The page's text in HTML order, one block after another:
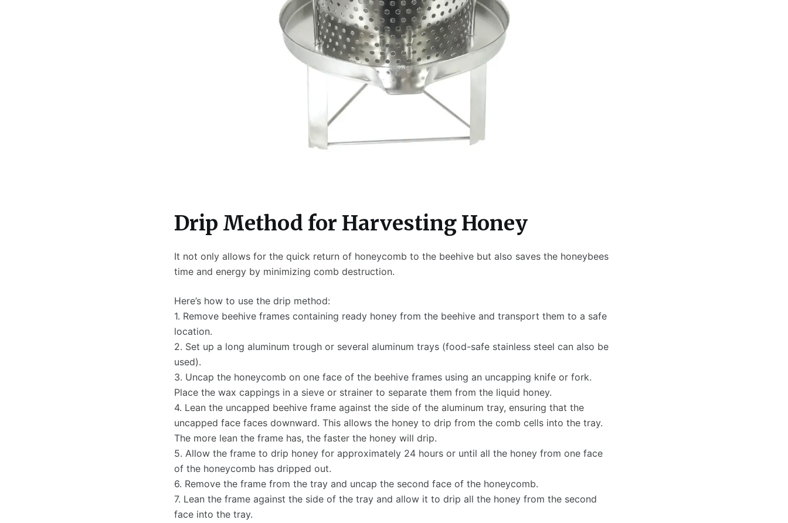
Drip Method for Harvesting Honey
It not only allows for the quick return of honeycomb to the beehive but also saves the honeybees
time and energy by minimizing comb destruction.
Here’s how to use the drip method:
1. Remove beehive frames containing ready honey from the beehive and transport them to a safe
location.
2. Set up a long aluminum trough or several aluminum trays (food-safe stainless steel can also be
used).
3. Uncap the honeycomb on one face of the beehive frames using an uncapping knife or fork.
Place the wax cappings in a sieve or strainer to separate them from the liquid honey.
4. Lean the uncapped beehive frame against the side of the aluminum tray, ensuring that the
uncapped face faces downward. This allows the honey to drip from the comb cells into the tray.
The more lean the frame has, the faster the honey will drip.
5. Allow the frame to drip honey for approximately 24 hours or until all the honey from one face
of the honeycomb has dripped out.
6. Remove the frame from the tray and uncap the second face of the honeycomb.
7. Lean the frame against the side of the tray and allow it to drip all the honey from the second
face into the tray.